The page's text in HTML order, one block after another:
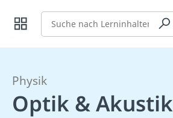
Suche
Physik
Optik & Akustik